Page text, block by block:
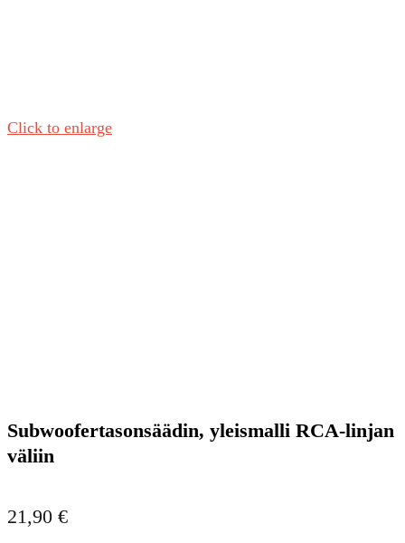
Click to enlarge
Subwoofertasonsäädin, yleismalli RCA-linjan
väliin
21,90 €